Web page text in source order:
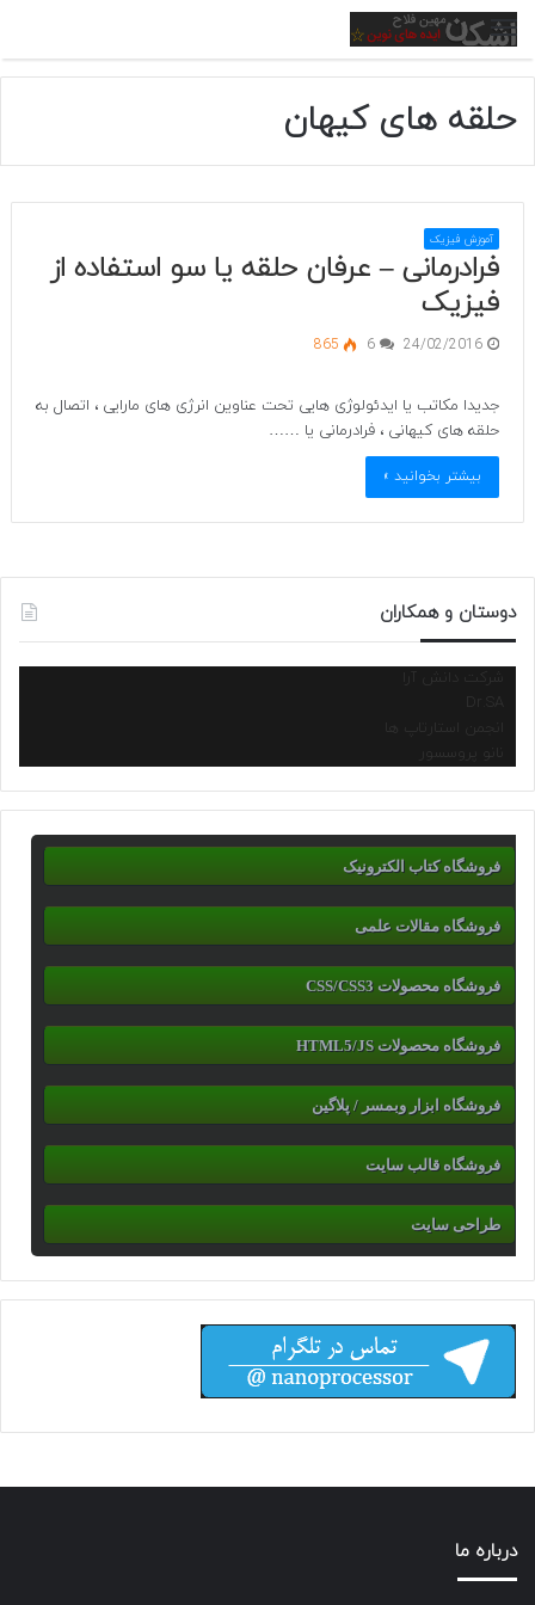
منو
حلقه های کیهان
آموزش فیزیک
فرادرمانی – عرفان حلقه یا سو استفاده از
فیزیک
24/02/2016
6
865
جدیدا مکاتب یا ایدئولوژی هایی تحت عناوین انرژی های مارایی ، اتصال به
حلقه های کیهانی ، فرادرمانی یا ……
بیشتر بخوانید »
دوستان و همکاران
شرکت دانش آرا
انجمن استارتاپ ها
نانو پروسسور
فروشگاه کتاب الکترونیک
فروشگاه مقالات علمی
فروشگاه محصولات CSS/CSS3
فروشگاه محصولات HTML5/JS
فروشگاه ابزار وبمسر / پلاگین
فروشگاه قالب سایت
طراحی سایت
درباره ما